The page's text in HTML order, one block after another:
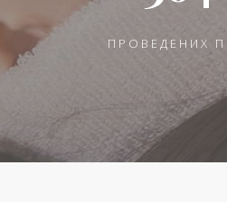
ПРОВЕДЕНИХ